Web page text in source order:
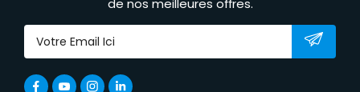
de nos meilleures offres.